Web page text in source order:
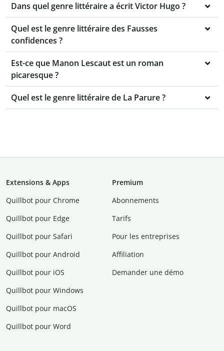
Dans quel genre littéraire a écrit Victor Hugo ?
Quel est le genre littéraire des Fausses
confidences ?
Est-ce que Manon Lescaut est un roman
picaresque ?
Quel est le genre littéraire de La Parure ?
Extensions & Apps
Quillbot pour Chrome
Quillbot pour Edge
Quillbot pour Safari
Quillbot pour Android
Quillbot pour iOS
Quillbot pour Windows
Quillbot pour macOS
Quillbot pour Word
Premium
Abonnements
Tarifs
Pour les entreprises
Affiliation
Demander une démo